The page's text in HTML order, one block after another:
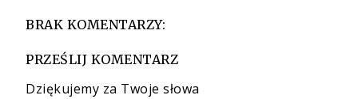
BRAK KOMENTARZY:
PRZEŚLIJ KOMENTARZ
Dziękujemy za Twoje słowa